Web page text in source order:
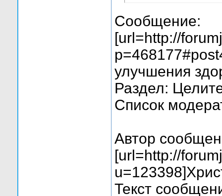
Сообщение:
[url=http://
улучшения
Раздел:
Список
Автор
[url=http://
Текст